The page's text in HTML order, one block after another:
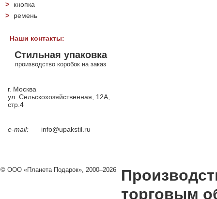
>
кнопка
>
ремень
Наши контакты:
Стильная упаковка
производство коробок на заказ
г. Москва
ул. Сельскохозяйственная, 12А,
стр.4
e-mail: info@upakstil.ru
© ООО «Планета Подарок», 2000–2026
торговым